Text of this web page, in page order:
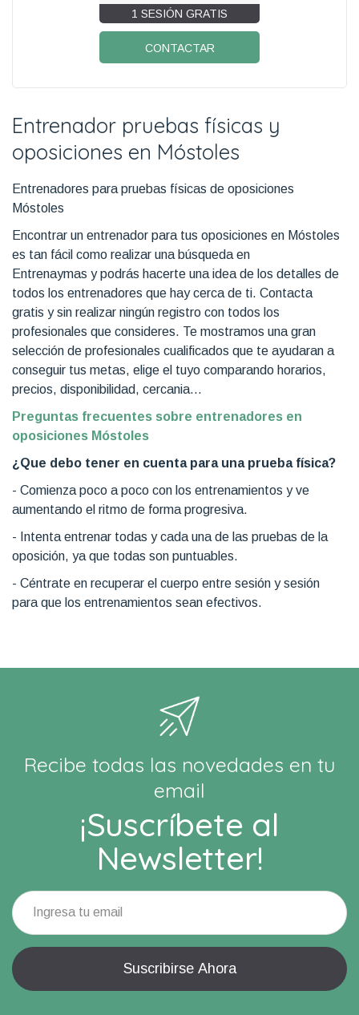
1 SESIÓN GRATIS
CONTACTAR
Entrenador pruebas físicas y
oposiciones en Móstoles
Entrenadores para pruebas físicas de oposiciones
Móstoles
Encontrar un entrenador para tus oposiciones en Móstoles
es tan fácil como realizar una búsqueda en
Entrenaymas y podrás hacerte una idea de los detalles de
todos los entrenadores que hay cerca de ti. Contacta
gratis y sin realizar ningún registro con todos los
profesionales que consideres. Te mostramos una gran
selección de profesionales cualificados que te ayudaran a
conseguir tus metas, elige el tuyo comparando horarios,
precios, disponibilidad, cercania...
Preguntas frecuentes sobre entrenadores en
oposiciones Móstoles
¿Que debo tener en cuenta para una prueba física?
- Comienza poco a poco con los entrenamientos y ve
aumentando el ritmo de forma progresiva.
- Intenta entrenar todas y cada una de las pruebas de la
oposición, ya que todas son puntuables.
- Céntrate en recuperar el cuerpo entre sesión y sesión
para que los entrenamientos sean efectivos.
Recibe todas las novedades en tu
email
¡Suscríbete al
Newsletter!